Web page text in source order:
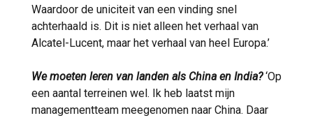
Waardoor de uniciteit van een vinding snel
achterhaald is. Dit is niet alleen het verhaal van
Alcatel-Lucent, maar het verhaal van heel Europa.’
We moeten leren van landen als China en India?‘Op
een aantal terreinen wel. Ik heb laatst mijn
managementteam meegenomen naar China. Daar